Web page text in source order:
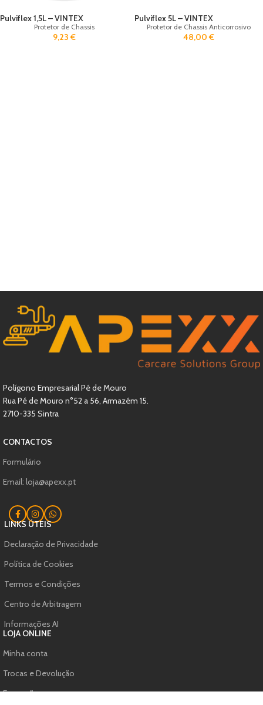
Pulviflex 1,5L – VINTEX
Protetor de Chassis
9,23€
Pulviflex 5L – VINTEX
Protetor de Chassis Anticorrosivo
48,00€
Polígono Empresarial Pé de Mouro
Rua Pé de Mouro n°52 a 56, Armazém 15.
2710-335 Sintra
CONTACTOS
Formulário
Email: loja@apexx.pt
LINKS ÚTEIS
Declaração de Privacidade
Política de Cookies
Termos e Condições
Centro de Arbitragem
Informações AI
LOJA ONLINE
Minha conta
Trocas e Devolução
Formação